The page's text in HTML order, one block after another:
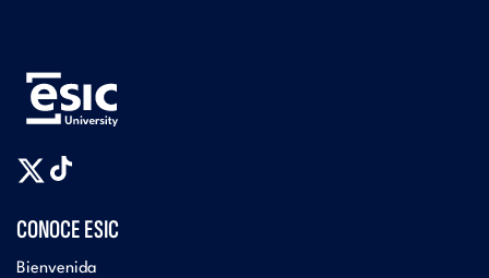
CONOCE ESIC
Bienvenida